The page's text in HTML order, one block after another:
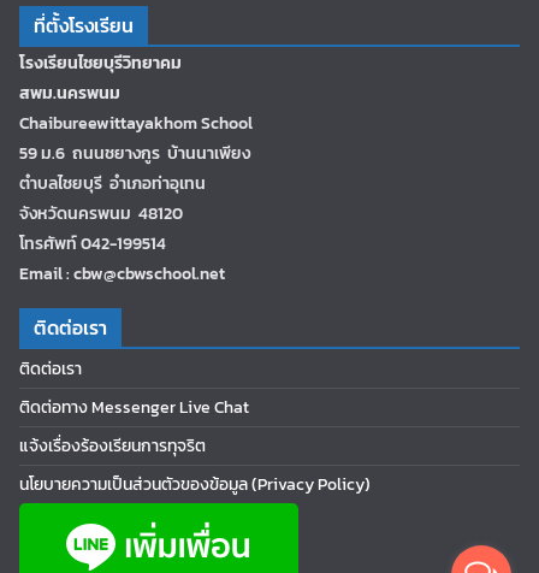
ที่ตั้งโรงเรียน
โรงเรียนไชยบุรีวิทยาคม
สพม.นครพนม
Chaibureewittayakhom School
59 ม.6 ถนนชยางกูร บ้านนาเพียง
ตำบลไชยบุรี อำเภอท่าอุเทน
จังหวัดนครพนม 48120
โทรศัพท์ 042-199514
Email : cbw@cbwschool.net
ติดต่อเรา
ติดต่อเรา
ติดต่อทาง Messenger Live Chat
แจ้งเรื่องร้องเรียนการทุจริต
นโยบายความเป็นส่วนตัวของข้อมูล (Privacy Policy)